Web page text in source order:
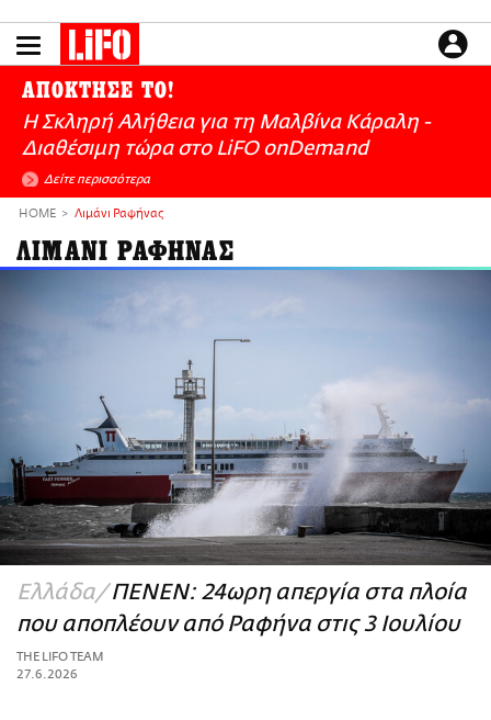
το
ΜΙΚΡΟΠΡΑΓΜΑΤΑ
THE GOOD LIFO
LIFOLAND
CITY GUIDE
ΑΜΠΑ
PRINT
ΕΙΔΗΣΕΙΣ
CULTURE
ΑΠΟΨΕΙΣ
ΤΡΟΠΟΣ ΖΩΗΣ
PODCASTS
Plus
ΑΠΟΚΤΗΣΕ ΤΟ!
Η Σκληρή Αλήθεια για τη Μαλβίνα Κάραλη -
Διαθέσιμη τώρα στo LiFO onDemand
Δείτε περισσότερα
HOME Λιμάνι Ραφήνας
ΛΙΜΑΝΙ ΡΑΦΗΝΑΣ
Ελλάδα ΠΕΝΕΝ: 24ωρη απεργία στα πλοία
που αποπλέουν από Ραφήνα στις 3 Ιουλίου
THE LIFO TEAM
27.6.2026